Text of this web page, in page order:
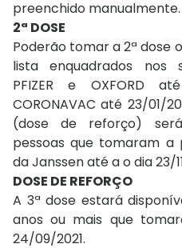
preenchido manualmente.
2ª DOSE
Poderão tomar a 2ª dose
lista enquadrados nos
PFIZER e OXFORD
CORONAVAC até 23/01/
(dose de reforço)
pessoas que tomaram a
da Janssen até a o dia 23/
DOSE DE REFORÇO
A 3ª dose estará
anos ou mais que
24/09/2021.